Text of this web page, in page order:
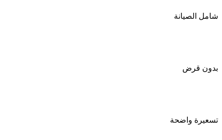
شامل الصيانة
بدون قرض
تسعيرة واضحة